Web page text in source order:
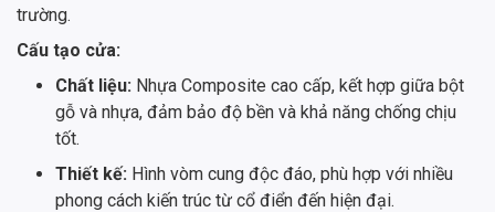
trường.
Cấu tạo cửa:
Chất liệu: Nhựa Composite cao cấp, kết hợp giữa bột
gỗ và nhựa, đảm bảo độ bền và khả năng chống chịu
tốt.
Thiết kế: Hình vòm cung độc đáo, phù hợp với nhiều
phong cách kiến trúc từ cổ điển đến hiện đại.